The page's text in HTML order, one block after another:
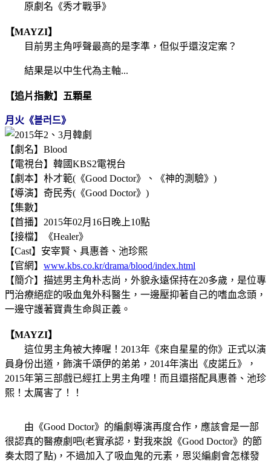
原劇名《秀才戰爭》
【MAYZI】
目前男主角呼聲最高的是李準，但似乎還沒定案？
結果是以中生代為主軸...
【追片指數】五顆星
月 火《블러드》
【劇名】Blood
【電視台】韓國KBS2電視台
【劇本】朴才範(《Good Doctor》、
《神的測驗》)
【導演】奇民秀(《Good Doctor》)
【集數】
【首播】2015年02月16日晚上10點
【接檔】《Healer》
【Cast】安宰賢、具惠善、池珍熙
【官網】 www.kbs.co.kr/drama/blood/index.html
【簡介】描述男主角朴志尚，外貌永遠保持在20多歲，是位專
門治療絕症的吸血鬼外科醫生，一邊壓抑著自己的嗜血念頭，
一邊守護著寶貴生命與正義。
【MAYZI】
這位男主角被大捧喔！2013年《來自星星的你》正式以演
員身份出道，飾演千頌伊的弟弟，2014年演出《皮諾丘》，
2015年第三部戲已經扛上男主角哩！而且還搭配具惠善、池珍
熙！太厲害了！！
由《Good Doctor》的編劇導演再度合作，應該會是一部
很認真的醫療劇吧(老實承認，對我來說《Good Doctor》的節
奏太悶了點)，不過加入了吸血鬼的元素，恩災編劇會怎樣發